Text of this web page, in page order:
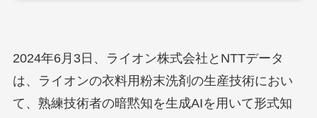
2024年6月3日、ライオン株式会社とNTTデータ
は、ライオンの衣料用粉末洗剤の生産技術におい
て、熟練技術者の暗黙知を生成AIを用いて形式知